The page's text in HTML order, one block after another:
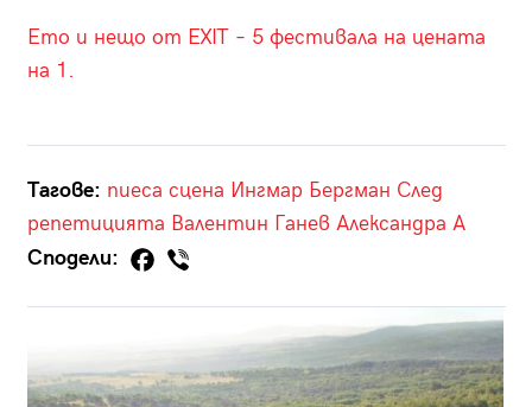
Ето и нещо от EXIT – 5 фестивала на цената
на 1.
Тагове: пиеса сцена Ингмар Бергман След
репетицията Валентин Ганев Александра А
Сподели: